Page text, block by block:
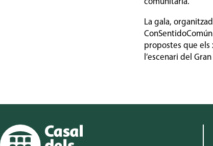
La gala,
propostes que els
l’escenari del